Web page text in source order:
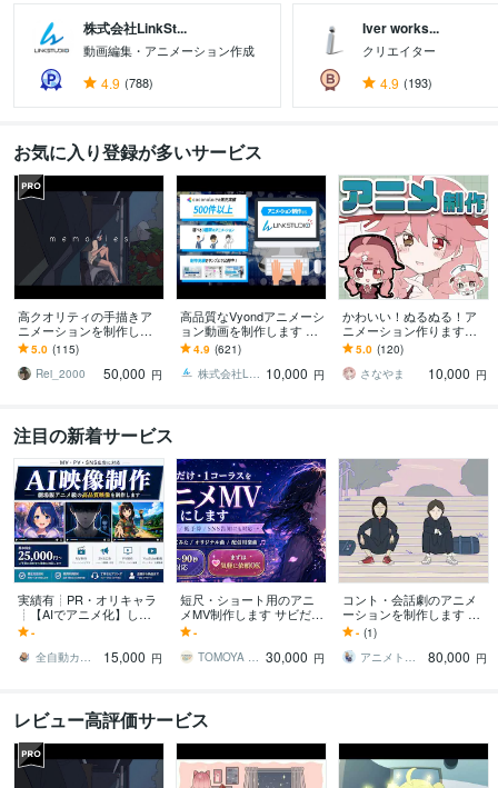
株式会社LinkSt...
動画編集・アニメーション作成
4.9 (788)
Iver works...
クリエイター
4.9 (193)
お気に入り登録が多いサービス
高クオリティの手描きア
ニメーションを制作しま
す MVやPR動画など、用
途に合わせて制作します
5.0 (115)
Rei_2000
50,000 円
高品質なVyondアニメーシ
ョン動画を制作します 明
瞭会計で安心！企業PR・
営業資料・広告・YouTube
等
4.9 (621)
株式会社LinkStudio 10,000 円
かわいい！ぬるぬる！ア
ニメーション作ります
【低価格】手描きアニメ
製作します！【youtuber
必見】
5.0 (120)
さなやま
10,000 円
注目の新着サービス
実績有┊PR・オリキャラ
┊【AIでアニメ化】しま
す 最安¥15,000〜相談可
【クレジット費用込み】
-
全自動カピバラ【AIでLINE自動集客】
15,000 円
短尺・ショート用のアニ
メMV制作します サビだ
け・1コーラス・SNS告知
用に｜低予算でアニメMV
化
-
TOMOYA Color 30,000 円
コント・会話劇のアニメ
ーションを制作します 収
録済みのコント音声を、
見て笑えるアニメにしま
す
- (1)
アニメトロニカ
80,000 円
レビュー高評価サービス